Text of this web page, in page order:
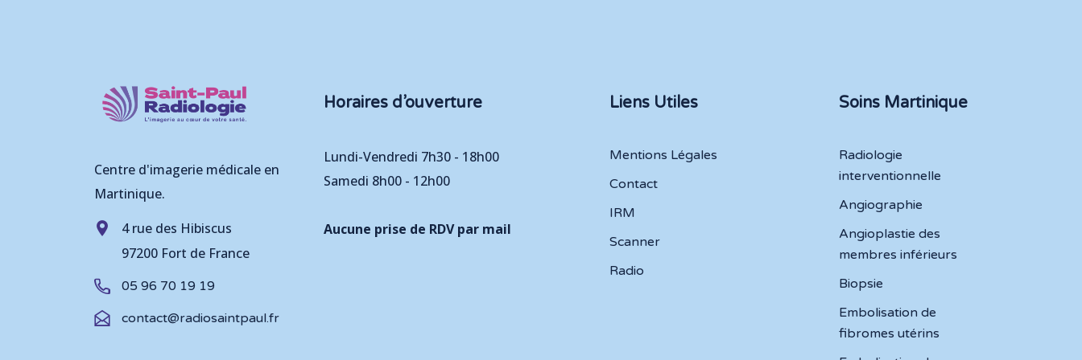
Centre d'imagerie médicale en
Martinique.
4 rue des Hibiscus
97200 Fort de France
05 96 70 19 19
contact@radiosaintpaul.fr
Horaires d’ouverture
Lundi-Vendredi 7h30 - 18h00
Samedi 8h00 - 12h00
Aucune prise de RDV par mail
Liens Utiles
Mentions Légales
Contact
IRM
Scanner
Radio
Soins Martinique
Radiologie
interventionnelle
Angiographie
Angioplastie des
membres inférieurs
Biopsie
Embolisation de
fibromes utérins